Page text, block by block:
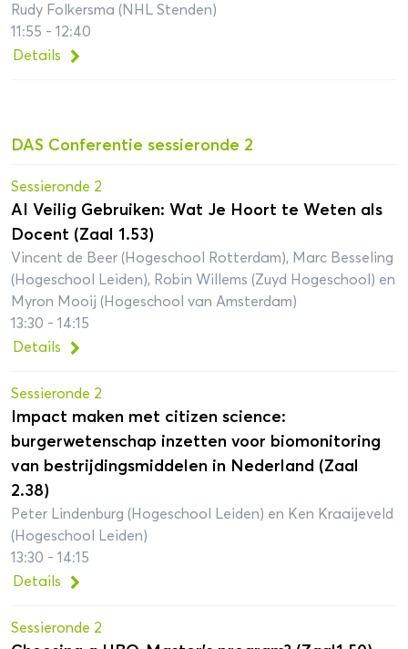
Rudy Folkersma (NHL Stenden)
11:55 - 12:40
Details
DAS Conferentie sessieronde 2
Sessieronde 2
AI Veilig Gebruiken: Wat Je Hoort te Weten als
Docent (Zaal 1.53)
Vincent de Beer (Hogeschool Rotterdam), Marc Besseling
(Hogeschool Leiden), Robin Willems (Zuyd Hogeschool) en
Myron Mooij (Hogeschool van Amsterdam)
13:30 - 14:15
Details
Sessieronde 2
Impact maken met citizen science:
burgerwetenschap inzetten voor biomonitoring
van bestrijdingsmiddelen in Nederland (Zaal
2.38)
Peter Lindenburg (Hogeschool Leiden) en Ken Kraaijeveld
(Hogeschool Leiden)
13:30 - 14:15
Details
Sessieronde 2